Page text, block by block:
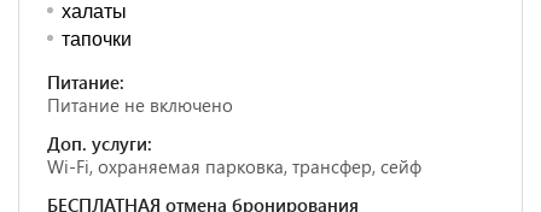
халаты
тапочки
Питание:
Питание не включено
Доп. услуги:
Wi-Fi, охраняемая парковка, трансфер, сейф
БЕСПЛАТНАЯ отмена бронирования